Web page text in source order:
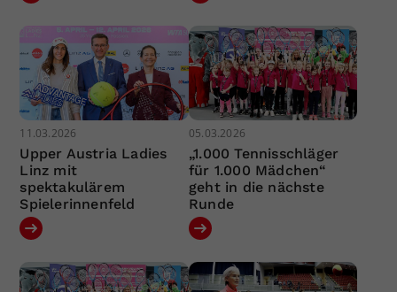
11.03.2026
Upper Austria Ladies
Linz mit
spektakulärem
Spielerinnenfeld
05.03.2026
„1.000 Tennisschläger
für 1.000 Mädchen“
geht in die nächste
Runde